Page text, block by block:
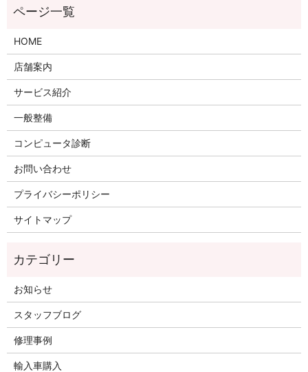
HOME
店舗案内
サービス紹介
一般整備
コンピュータ診断
お問い合わせ
プライバシーポリシー
サイトマップ
お知らせ
スタッフブログ
修理事例
輸入車購入